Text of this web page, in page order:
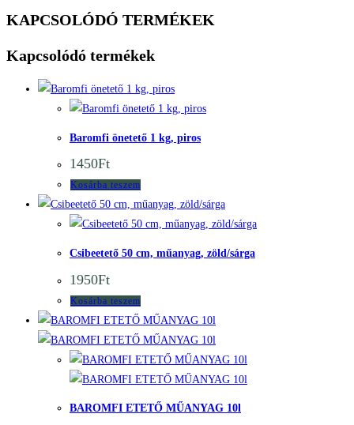
KAPCSOLÓDÓ TERMÉKEK
Kapcsolódó termékek
Baromfi önetető 1 kg, piros
1450Ft
Kosárba teszem
Csibeetető 50 cm, műanyag, zöld/sárga
1950Ft
Kosárba teszem
BAROMFI ETETŐ MŰANYAG 10l